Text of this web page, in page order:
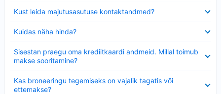
Kust leida majutusasutuse kontaktandmed?
Kuidas näha hinda?
Sisestan praegu oma krediitkaardi andmeid. Millal toimub
makse sooritamine?
Kas broneeringu tegemiseks on vajalik tagatis või
ettemakse?